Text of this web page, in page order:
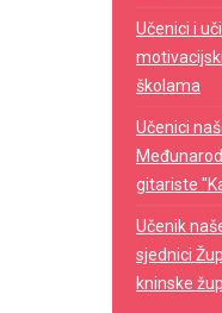
Učenici i
školama
Učenici
gitariste
Učenik
sjednici
kninske